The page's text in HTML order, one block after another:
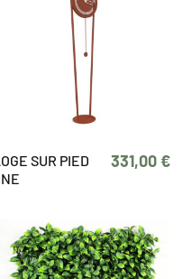
SUR PIED
331,00 €